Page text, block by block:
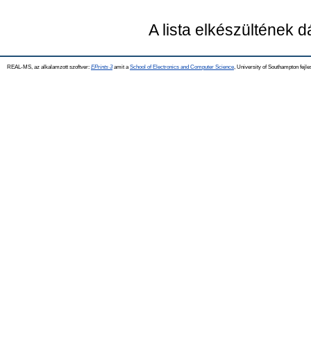
A lista elkészültének
REAL-MS, az alkalamzott szoftver: EPrints 3amit a School of Electronics and Computer Science , University of Southampton